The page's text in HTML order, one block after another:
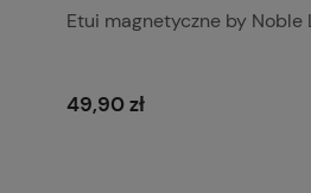
Etui magnetyczne by Noble
49,90 zł